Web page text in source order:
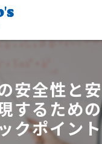
安全性と
するため
ックポイント